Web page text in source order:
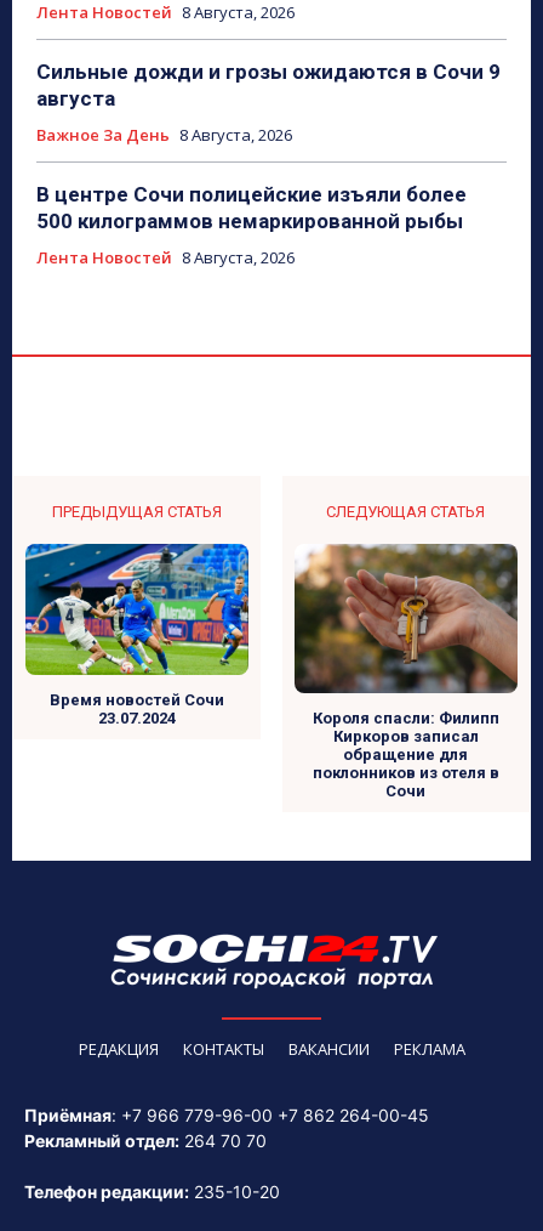
Лента Новостей 8 Августа, 2026
Сильные дожди и грозы ожидаются в Сочи 9
августа
Важное За День 8 Августа, 2026
В центре Сочи полицейские изъяли более
500 килограммов немаркированной рыбы
Лента Новостей 8 Августа, 2026
ПРЕДЫДУЩАЯ СТАТЬЯ
Время новостей Сочи
23.07.2024
СЛЕДУЮЩАЯ СТАТЬЯ
Короля спасли: Филипп
Киркоров записал
обращение для
поклонников из отеля в
Сочи
РЕДАКЦИЯ КОНТАКТЫ ВАКАНСИИ РЕКЛАМА
Приёмная: +7 966 779-96-00 +7 862 264-00-45
Рекламный отдел: 264 70 70
Телефон редакции: 235-10-20